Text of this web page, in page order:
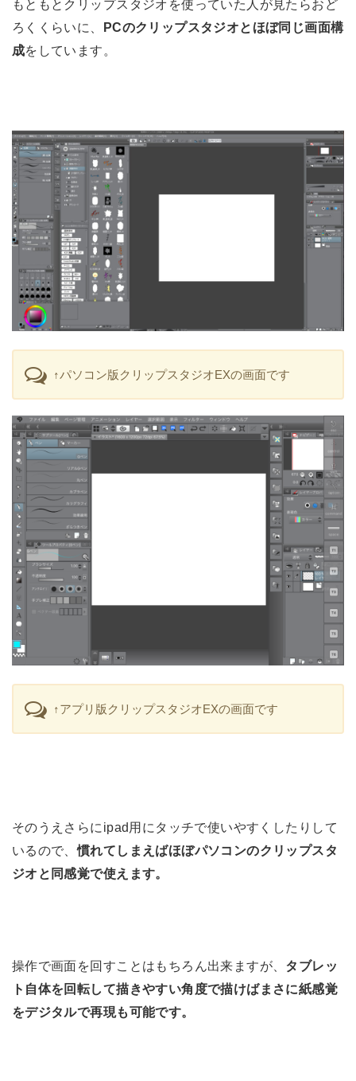
もともとクリップスタジオを使っていた人が見たらおど
ろくくらいに、
PCのクリップスタジオとほぼ同じ画面構
成をしています。
↑パソコン版クリップスタジオEXの画面です
↑アプリ版クリップスタジオEXの画面です
そのうえさらにipad用にタッチで使いやすくしたりして
いるので、慣れてしまえばほぼパソコンのクリップスタ
ジオと同感覚で使えます。
操作で画面を回すことはもちろん出来ますが、 タブレッ
ト自体を回転して描きやすい角度で描けばまさに紙感覚
をデジタルで再現も可能です。